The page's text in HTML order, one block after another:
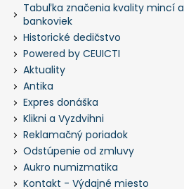
Tabuľka značenia kvality mincí a
bankoviek
Historické dedičstvo
Powered by CEUICTI
Aktuality
Antika
Expres donáška
Klikni a Vyzdvihni
Reklamačný poriadok
Odstúpenie od zmluvy
Aukro numizmatika
Kontakt - Výdajné miesto